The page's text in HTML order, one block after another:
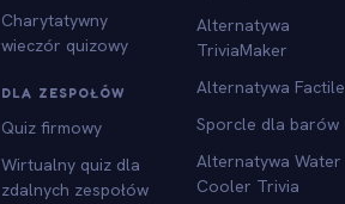
Charytatywny
wieczór quizowy
DLA ZESPOŁÓW
Quiz firmowy
Wirtualny quiz dla
zdalnych zespołów
Alternatywa
TriviaMaker
Alternatywa Factile
Sporcle dla barów
Alternatywa Water
Cooler Trivia